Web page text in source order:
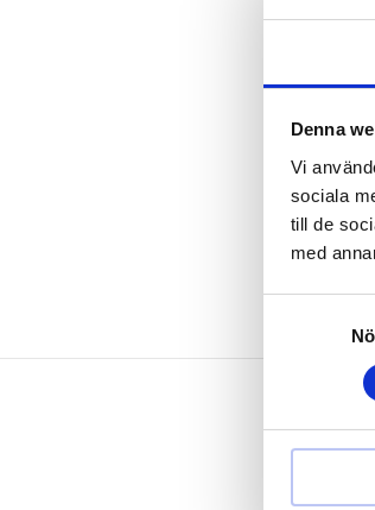
Denna
Vi
sociala
till de
med